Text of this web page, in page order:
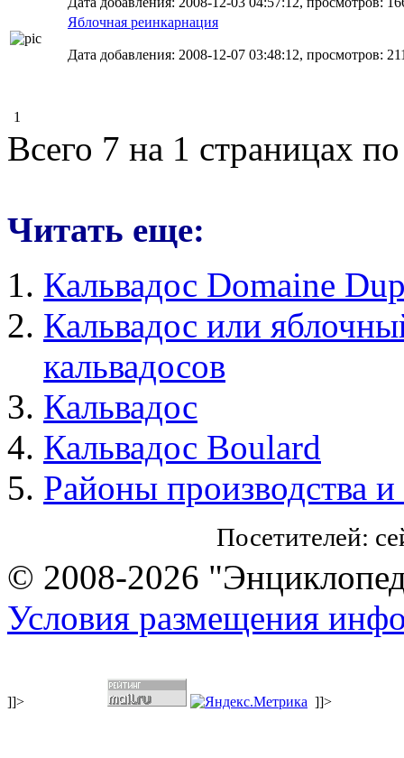
Яблочная реинкарнация
Дата добавления: 2008-12-07 03:48:12, просмотров:
1
Всего 7 на 1 страницах
Читать еще:
Кальвадос Domaine
Кальвадос или
кальвадосов
Кальвадос
Кальвадос Boulard
Районы производства
Посетителей:
© 2008-2026
Условия размещения
]]> ]]>